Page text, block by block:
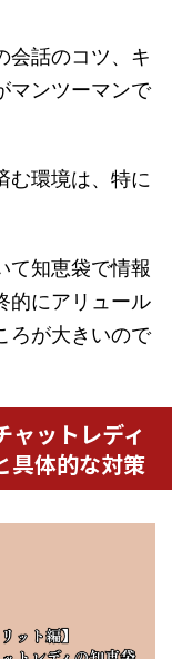
会話のコツ、キ
マンツーマンで
む環境は、特に
て知恵袋で情報
的にアリュール
ろが大きいので
ャットレディ
具体的な対策